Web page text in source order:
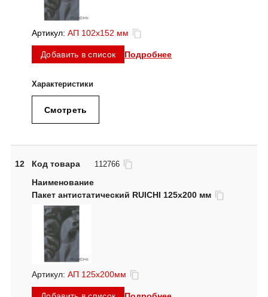
Артикул: АП 102x152 мм
Добавить в список Подробнее
Смотреть
12 Код товара 112766
Пакет антистатический RUICHI 125x200 мм
Артикул: АП 125x200мм